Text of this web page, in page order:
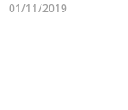
01/11/2019